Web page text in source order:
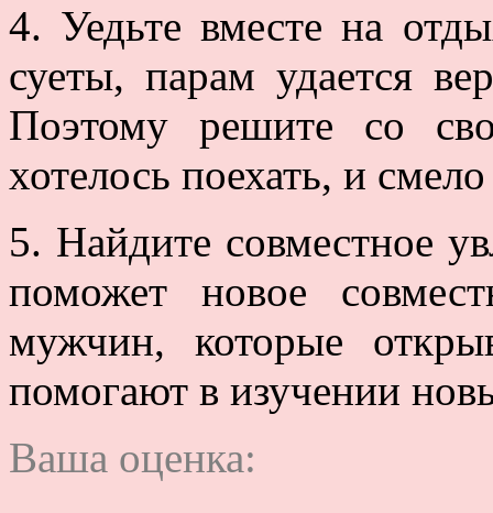
4. Уедьте вместе на
суеты, парам удается
Поэтому решите со
хотелось поехать, и
5. Найдите совместное
поможет новое
мужчин, которые
помогают в изучении
Ваша оценка: